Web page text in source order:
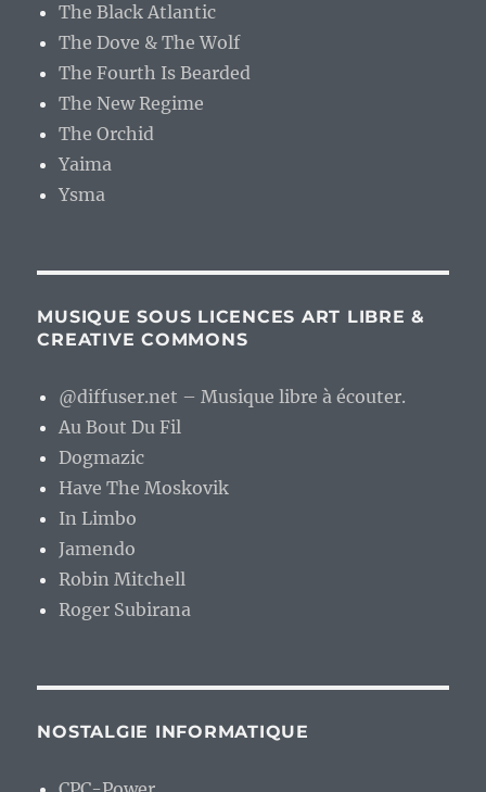
The Black Atlantic
The Dove & The Wolf
The Fourth Is Bearded
The New Regime
The Orchid
Yaima
Ysma
MUSIQUE SOUS LICENCES ART LIBRE &
CREATIVE COMMONS
@diffuser.net – Musique libre à écouter.
Au Bout Du Fil
Dogmazic
Have The Moskovik
In Limbo
Jamendo
Robin Mitchell
Roger Subirana
NOSTALGIE INFORMATIQUE